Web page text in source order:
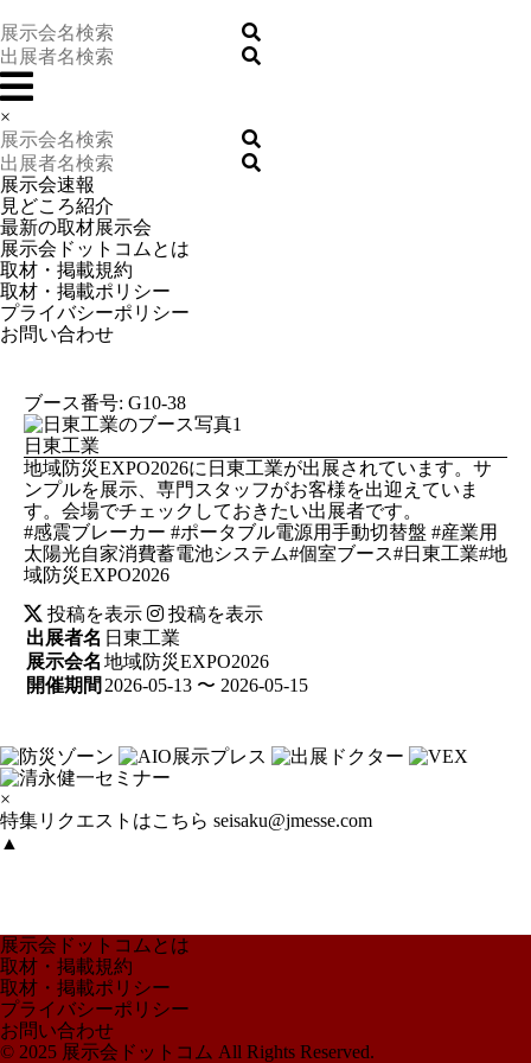
×
展示会速報
見どころ紹介
最新の取材展示会
展示会ドットコムとは
取材・掲載規約
取材・掲載ポリシー
プライバシーポリシー
お問い合わせ
ブース番号: G10-38
日東工業
地域防災EXPO2026に日東工業が出展されています。サ
ンプルを展示、専門スタッフがお客様を出迎えていま
す。会場でチェックしておきたい出展者です。
#感震ブレーカー #ポータブル電源用手動切替盤 #産業用
太陽光自家消費蓄電池システム#個室ブース#日東工業#地
域防災EXPO2026
投稿を表示
投稿を表示
出展者名 日東工業
展示会名 地域防災EXPO2026
開催期間 2026-05-13 〜 2026-05-15
×
特集リクエストはこちら seisaku@jmesse.com
展示会ドットコムとは
取材・掲載規約
取材・掲載ポリシー
プライバシーポリシー
お問い合わせ
© 2025 展示会ドットコム All Rights Reserved.
▲